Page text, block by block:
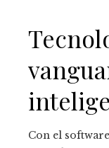
Con el